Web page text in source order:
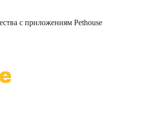
с приложениям Pethouse